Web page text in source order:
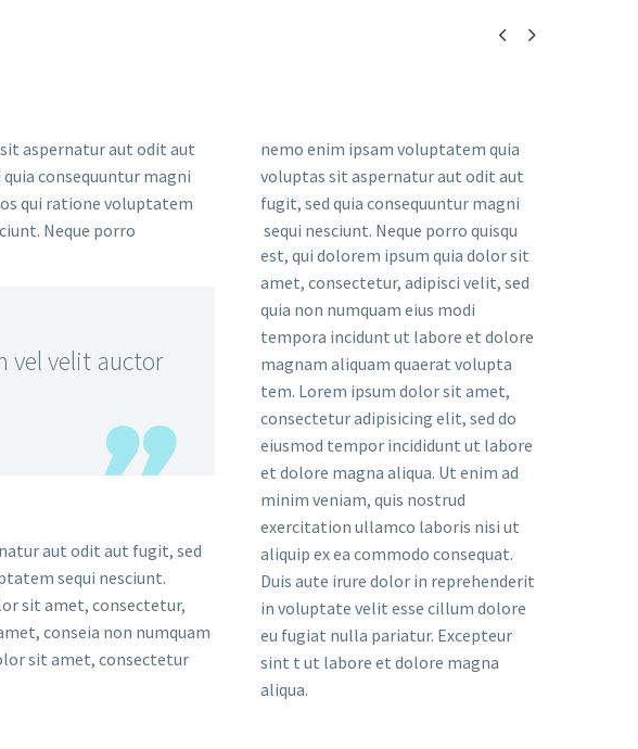
 
aspernatur aut odit aut
consequuntur magni
qui ratione voluptatem
Neque porro
nemo enim ipsam voluptatem quia
voluptas sit aspernatur aut odit aut
fugit, sed quia consequuntur magni
sequi nesciunt. Neque porro quisqu
vel velit auctor
aut odit aut fugit, sed
sequi nesciunt.
sit amet, consectetur,
conseia non numquam
sit amet, consectetur
est, qui dolorem ipsum quia dolor sit
amet, consectetur, adipisci velit, sed
quia non numquam eius modi
tempora incidunt ut labore et dolore
magnam aliquam quaerat volupta
tem. Lorem ipsum dolor sit amet,
consectetur adipisicing elit, sed do
eiusmod tempor incididunt ut labore
et dolore magna aliqua. Ut enim ad
minim veniam, quis nostrud
exercitation ullamco laboris nisi ut
aliquip ex ea commodo consequat.
Duis aute irure dolor in reprehenderit
in voluptate velit esse cillum dolore
eu fugiat nulla pariatur. Excepteur
sint t ut labore et dolore magna
aliqua.